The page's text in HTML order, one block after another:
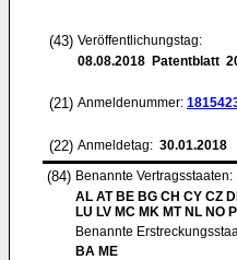
(43) Veröffentlichungstag:
08.08.2018 Patentblatt
(21) Anmeldenummer:
(22) Anmeldetag: 30.01.2018
(84) Benannte Vertragsstaaten:
AL AT BE BG CH CY CZ
LU LV MC MK MT NL NO
Benannte
BA ME